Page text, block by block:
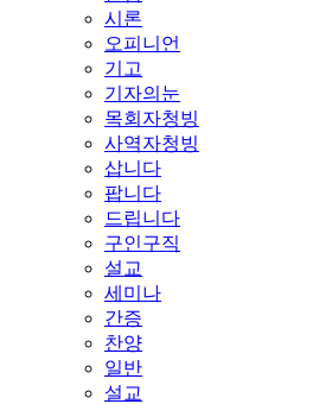
시론
오피니언
기고
기자의눈
목회자청빙
사역자청빙
삽니다
팝니다
드립니다
구인구직
설교
세미나
간증
찬양
일반
설교